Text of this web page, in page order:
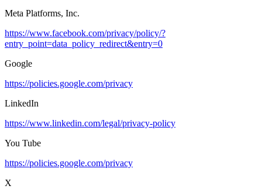
Meta Platforms, Inc.
https://www.facebook.com/privacy/policy/?
entry_point=data_policy_redirect&entry=0
Google
https://policies.google.com/privacy
LinkedIn
https://www.linkedin.com/legal/privacy-policy
You Tube
https://policies.google.com/privacy
X